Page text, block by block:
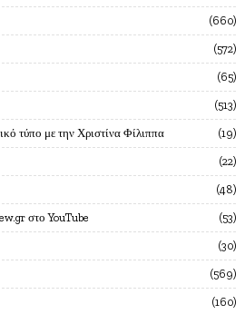
660
572
65
513
τύπο με την Χριστίνα Φίλιππα 19
22
48
στο YouTube 53
30
569
160